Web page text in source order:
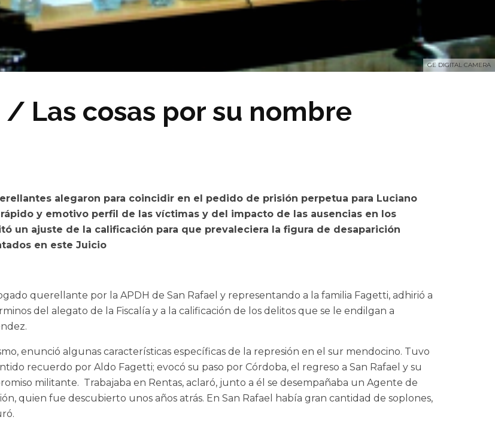
GE DIGITAL CAMERA
/ Las cosas por su nombre
alegaron para coincidir en el pedido de prisión perpetua para Luciano
y emotivo perfil de las víctimas y del impacto de las ausencias en los
un ajuste de la calificación para que prevaleciera la figura de desaparición
en este Juicio
querellante por la APDH de San Rafael y representando a la familia Fagetti, adhirió a
del alegato de la Fiscalía y a la calificación de los delitos que se le endilgan a
enunció algunas características específicas de la represión en el sur mendocino. Tuvo
recuerdo por Aldo Fagetti; evocó su paso por Córdoba, el regreso a San Rafael y su
militante. Trabajaba en Rentas, aclaró, junto a él se desempañaba un Agente de
quien fue descubierto unos años atrás. En San Rafael había gran cantidad de soplones,